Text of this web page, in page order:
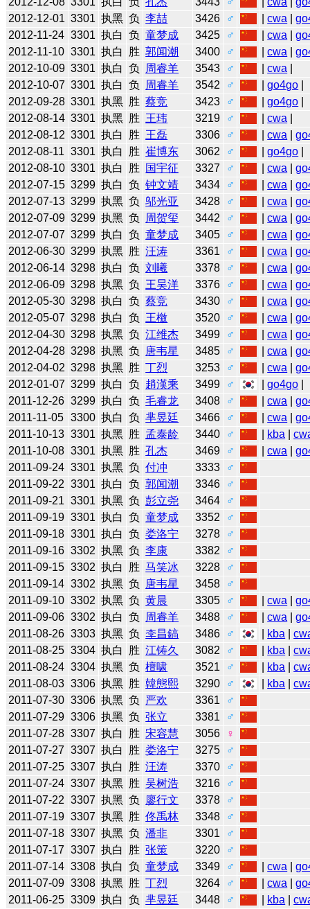
2012-12-01 3301 执黑 负 李喆 3426 ♂ |cwa |
2012-11-24 3301 执白 负 童梦成 3425 ♂ |cwa |
2012-11-10 3301 执白 胜 郭闻潮 3400 ♂ |cwa |
2012-10-09 3301 执白 负 周睿羊 3543 ♂ |cwa
2012-10-07 3301 执白 负 周睿羊 3542 ♂ |go4go
2012-09-28 3301 执黑 胜 蔡竞 3423 ♂ |go4go
2012-08-14 3301 执黑 胜 王玮 3219 ♂ |cwa
2012-08-12 3301 执白 胜 王磊 3306 ♂ |cwa |
2012-08-11 3301 执白 胜 崔博东 3062 ♂ |go4go
2012-08-10 3301 执白 胜 国宇征 3327 ♂ |cwa |
2012-07-15 3299 执白 负 钟文靖 3434 ♂ |cwa |
2012-07-13 3299 执黑 负 邬光亚 3428 ♂ |cwa |
2012-07-09 3299 执黑 负 周贺玺 3442 ♂ |cwa |
2012-07-07 3299 执白 负 童梦成 3405 ♂ |cwa |
2012-06-30 3299 执黑 胜 汪涛 3361 ♂ |cwa |
2012-06-14 3298 执白 负 刘曦 3378 ♂ |cwa |
2012-06-09 3298 执黑 负 王昊洋 3376 ♂ |cwa |
2012-05-30 3298 执白 负 蔡竞 3430 ♂ |cwa |
2012-05-07 3298 执白 负 王檄 3520 ♂ |cwa |
2012-04-30 3298 执黑 负 江维杰 3499 ♂ |cwa |
2012-04-28 3298 执黑 负 唐韦星 3485 ♂ |cwa |
2012-04-02 3298 执黑 胜 丁烈 3253 ♂ |cwa |
2012-01-07 3299 执白 负 趙漢乘 3499 ♂ |go4go
2011-12-26 3299 执白 负 毛睿龙 3408 ♂ |cwa |
2011-11-05 3300 执白 负 芈昱廷 3466 ♂ |cwa |
2011-10-13 3301 执黑 胜 孟泰龄 3440 ♂ kba |
2011-10-08 3301 执黑 胜 孔杰 3469 ♂ |cwa |
2011-09-24 3301 执黑 负 付冲 3333
♂
2011-09-22 3301 执白 负 郭闻潮 3346
♂
2011-09-21 3301 执黑 负 彭立尧 3464
♂
2011-09-19 3301 执白 负 童梦成 3352
♂
2011-09-18 3301 执白 负 娄洛宁 3278
♂
2011-09-16 3302 执黑 负 李康 3382
♂
2011-09-15 3302 执白 胜 马笑冰 3228
♂
2011-09-14 3302 执黑 负 唐韦星 3458
♂
2011-09-10 3302 执黑 负 黄晨 3305 ♂ |cwa |
2011-09-06 3302 执白 负 周睿羊 3488 ♂ |cwa |
2011-08-26 3303 执黑 负 李昌鎬 3486 ♂ kba |
2011-08-25 3304 执白 胜 江铸久 3082 ♂ kba |
2011-08-24 3304 执黑 负 檀啸 3521 ♂ kba |
2011-08-03 3306 执黑 胜 韓態熙 3290 ♂ kba |
2011-07-30 3306 执黑 负 严欢 3361
♂
2011-07-29 3306 执黑 负 张立 3381
♂
2011-07-28 3307 执白 胜 宋容慧 3056
♀
2011-07-27 3307 执白 胜 娄洛宁 3275
♂
2011-07-25 3307 执白 胜 汪涛 3370
♂
2011-07-24 3307 执黑 胜 吴树浩 3216
♂
2011-07-22 3307 执黑 负 廖行文 3378
♂
2011-07-19 3307 执黑 胜 佟禹林 3348
♂
2011-07-18 3307 执黑 负 潘非 3301
♂
2011-07-17 3307 执白 胜 张策 3220
♂
2011-07-14 3308 执白 负 童梦成 3349 ♂ |cwa |
2011-07-09 3308 执黑 胜 丁烈 3264 ♂ |cwa |
2011-06-25 3309 执白 负 芈昱廷 3448 ♂ kba |